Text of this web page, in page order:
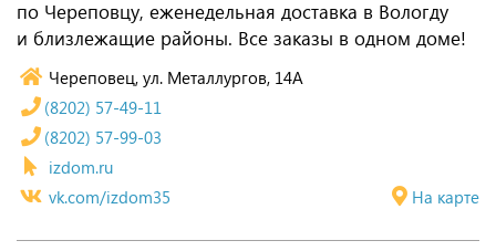
по Череповцу, еженедельная доставка в Вологду
и близлежащие районы. Все заказы в одном доме!
Череповец, ул. Металлургов, 14А
На карте
(8202) 57-49-11
(8202) 57-99-03
izdom.ru
vk.com/izdom35